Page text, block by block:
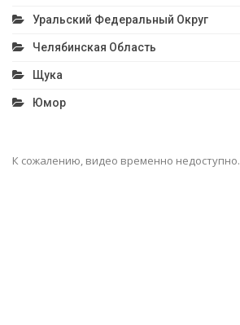
Уральский Федеральный Округ
Челябинская Область
Щука
Юмор
К сожалению, видео временно недоступно.